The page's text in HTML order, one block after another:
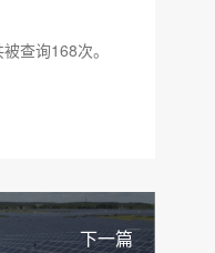
查询168次。
下一篇